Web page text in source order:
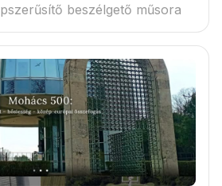
beszélgető műsora